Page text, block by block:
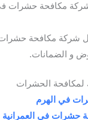
شركة مكافحة حشرات
شركة مكافحة حشرات
و الضمانات.
لمكافحة الحشرات
في الهرم
حشرات في العمرانية